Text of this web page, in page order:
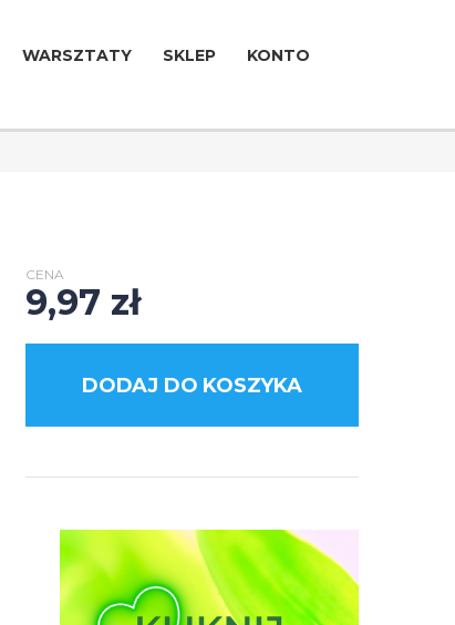
WARSZTATY SKLEP KONTO
CENA
9,97 zł
DODAJ DO KOSZYKA